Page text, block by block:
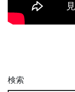
検索